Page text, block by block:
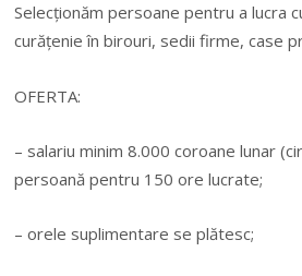
Selecționăm persoane pentru a lucra
curățenie în birouri, sedii firme, case
OFERTA:
– salariu minim 8.000 coroane lunar
persoană pentru 150 ore lucrate;
– orele suplimentare se plătesc;